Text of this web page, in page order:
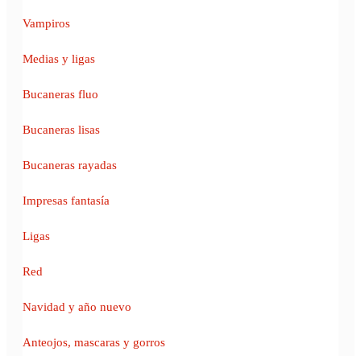
Vampiros
Medias y ligas
Bucaneras fluo
Bucaneras lisas
Bucaneras rayadas
Impresas fantasía
Ligas
Red
Navidad y año nuevo
Anteojos, mascaras y gorros